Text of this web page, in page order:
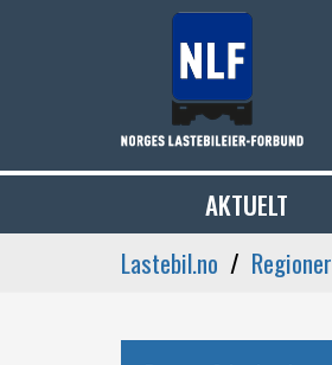
AKTUELT
Lastebil.no
Regioner